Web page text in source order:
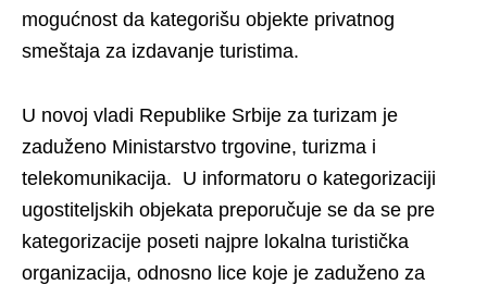
mogućnost da kategorišu objekte privatnog
smeštaja za izdavanje turistima.
U novoj vladi Republike Srbije za turizam je
zaduženo Ministarstvo trgovine, turizma i
telekomunikacija. U informatoru o kategorizaciji
ugostiteljskih objekata preporučuje se da se pre
kategorizacije poseti najpre lokalna turistička
organizacija, odnosno lice koje je zaduženo za